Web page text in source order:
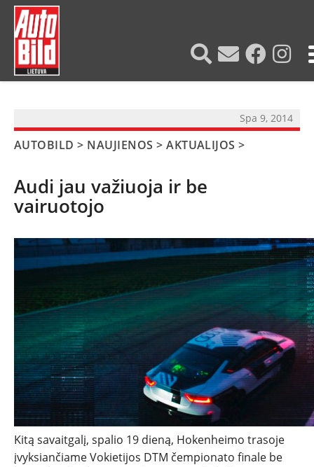
NAUJIENOS
TESTAI
NAUJI
NAUDOTI
Spa 9, 2014
AUTOBILD > NAUJIENOS >AKTUALIJOS >
Audi jau važiuoja ir be
vairuotojo
Kitą savaitgalį, spalio 19 dieną, Hokenheimo trasoje
įvyksiančiame Vokietijos DTM čempionato finale be